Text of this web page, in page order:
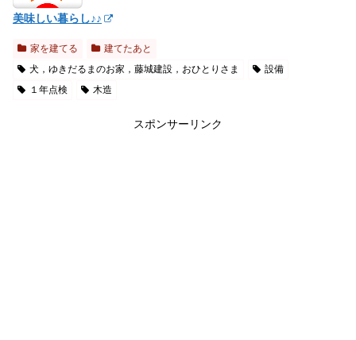
美味しい暮らし♪♪
家を建てる
建てたあと
犬，ゆきだるまのお家，藤城建設，おひとりさま
設備
１年点検
木造
スポンサーリンク